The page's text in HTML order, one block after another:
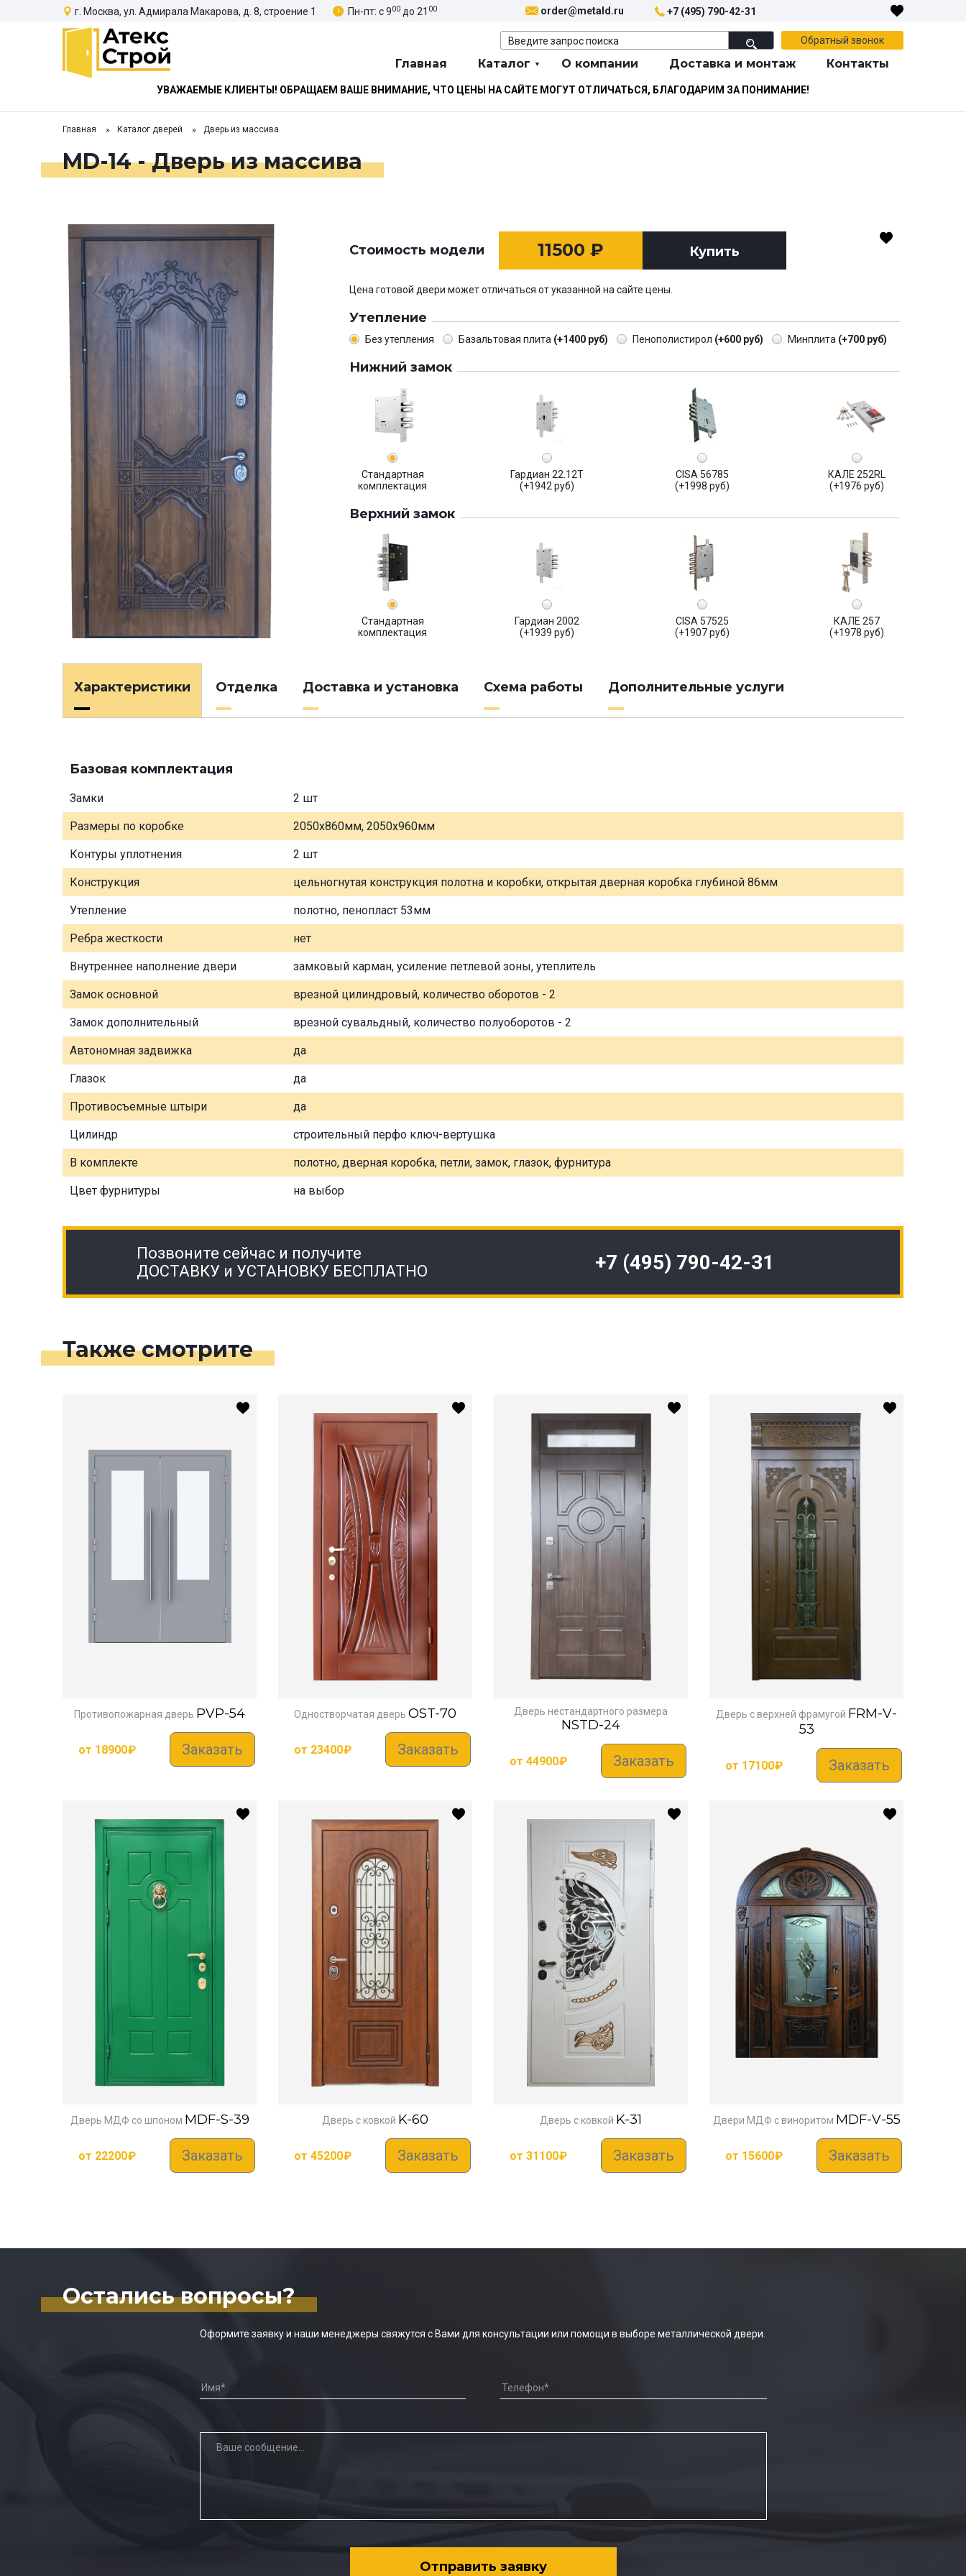
г. Москва, ул. Адмирала Макарова, д. 8, строение 1 Пн-пт: с 900 до 21 00 order@metald.ru +7 (495) 790-42-31
Обратный звонок
Главная Каталог О компании Доставка и монтаж Контакты
УВАЖАЕМЫЕ КЛИЕНТЫ! ОБРАЩАЕМ ВАШЕ ВНИМАНИЕ, ЧТО ЦЕНЫ НА САЙТЕ МОГУТ ОТЛИЧАТЬСЯ, БЛАГОДАРИМ ЗА ПОНИМАНИЕ!
Главная Каталог дверей Дверь из массива
MD-14 - Дверь из массива
Стоимость модели 11500 ₽ Купить
Цена готовой двери может отличаться от указанной на сайте цены.
Утепление
Без утепления Базальтовая плита (+1400 руб) Пенополистирол (+600 руб) Минплита (+700 руб)
Нижний замок
Стандартная
комплектация
Гардиан 22.12Т
(+1942 руб)
CISA 56785
(+1998 руб)
КАЛЕ 252RL
(+1976 руб)
Верхний замок
Стандартная
комплектация
Гардиан 2002
(+1939 руб)
CISA 57525
(+1907 руб)
КАЛЕ 257
(+1978 руб)
Характеристики Отделка Доставка и установка Схема работы Дополнительные услуги
Базовая комплектация
Замки 2 шт
Размеры по коробке 2050х860мм, 2050х960мм
Контуры уплотнения 2 шт
Конструкция цельногнутая конструкция полотна и коробки, открытая дверная коробка глубиной 86мм
Утепление полотно, пенопласт 53мм
Ребра жесткости нет
Внутреннее наполнение двери замковый карман, усиление петлевой зоны, утеплитель
Замок основной врезной цилиндровый, количество оборотов - 2
Замок дополнительный врезной сувальдный, количество полуоборотов - 2
Автономная задвижка да
Глазок да
Противосъемные штыри да
Цилиндр строительный перфо ключ-вертушка
В комплекте полотно, дверная коробка, петли, замок, глазок, фурнитура
Цвет фурнитуры на выбор
Позвоните сейчас и получите
ДОСТАВКУ и УСТАНОВКУ БЕСПЛАТНО
+7 (495) 790-42-31
Также смотрите
Противопожарная дверь PVP-54
от 18900₽ Заказать
Одностворчатая дверь OST-70
от 23400₽ Заказать
Дверь нестандартного размера
NSTD-24
от 44900₽ Заказать
Дверь с верхней фрамугой FRM-V-
53
от 17100₽ Заказать
Дверь МДФ со шпоном MDF-S-39
от 22200₽ Заказать
Дверь с ковкой K-60
от 45200₽ Заказать
Дверь с ковкой K-31
от 31100₽ Заказать
Двери МДФ с виноритом MDF-V-55
от 15600₽ Заказать
Остались вопросы?
Оформите заявку и наши менеджеры свяжутся с Вами для консультации или помощи в выборе металлической двери.
Отправить заявку